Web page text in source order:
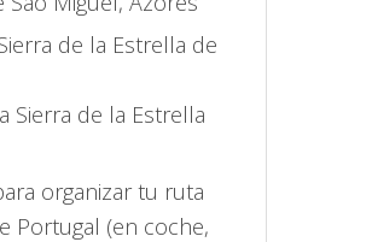
de la Estrella de
organizar tu ruta
Portugal (en coche,